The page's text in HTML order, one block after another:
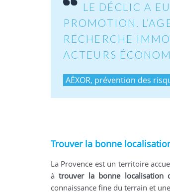
LE DÉCLIC A
PROMOTION.
RECHERCHE
ACTEURS
AËXOR, prévention des
Trouver la bonne
La Provence est un territoire
àtrouver la bonne localisation
connaissance fine du terrain et